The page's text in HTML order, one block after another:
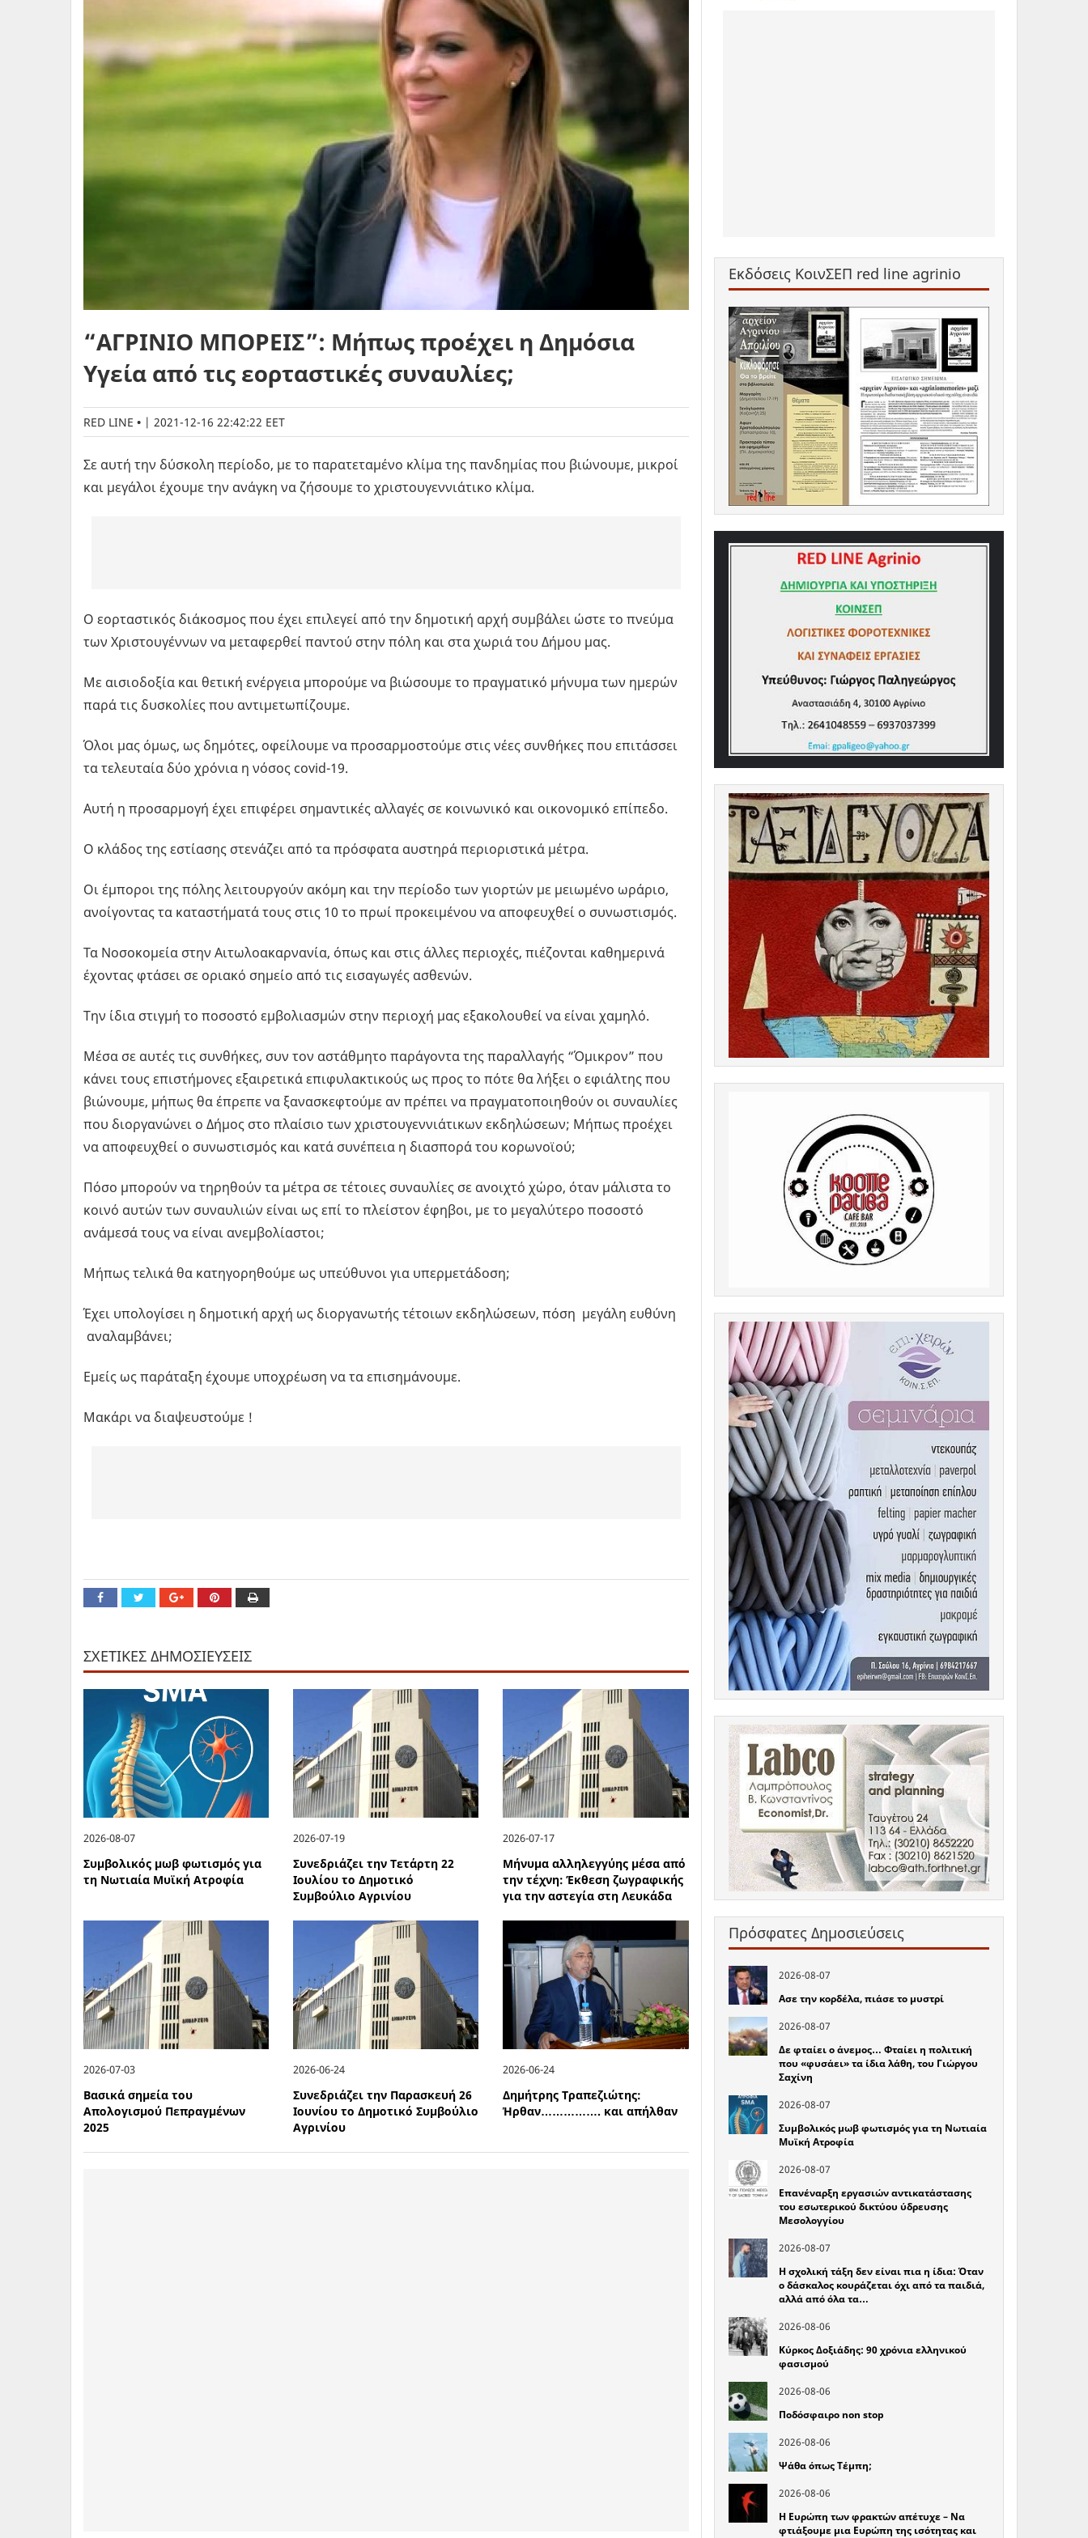
“ΑΓΡΙΝΙΟ ΜΠΟΡΕΙΣ”: Μήπως προέχει η Δημόσια
Υγεία από τις εορταστικές συναυλίες;
RED LINE | 2021-12-16 22:42:22 EET
Σε αυτή την δύσκολη περίοδο, με το παρατεταμένο κλίμα της πανδημίας που βιώνουμε, μικροί
και μεγάλοι έχουμε την ανάγκη να ζήσουμε το χριστουγεννιάτικο κλίμα.
Ο εορταστικός διάκοσμος που έχει επιλεγεί από την δημοτική αρχή συμβάλει ώστε το πνεύμα
των Χριστουγέννων να μεταφερθεί παντού στην πόλη και στα χωριά του Δήμου μας.
Με αισιοδοξία και θετική ενέργεια μπορούμε να βιώσουμε το πραγματικό μήνυμα των ημερών
παρά τις δυσκολίες που αντιμετωπίζουμε.
Όλοι μας όμως, ως δημότες, οφείλουμε να προσαρμοστούμε στις νέες συνθήκες που επιτάσσει
τα τελευταία δύο χρόνια η νόσος covid-19.
Αυτή η προσαρμογή έχει επιφέρει σημαντικές αλλαγές σε κοινωνικό και οικονομικό επίπεδο.
Ο κλάδος της εστίασης στενάζει από τα πρόσφατα αυστηρά περιοριστικά μέτρα.
Οι έμποροι της πόλης λειτουργούν ακόμη και την περίοδο των γιορτών με μειωμένο ωράριο,
ανοίγοντας τα καταστήματά τους στις 10 το πρωί προκειμένου να αποφευχθεί ο συνωστισμός.
Τα Νοσοκομεία στην Αιτωλοακαρνανία, όπως και στις άλλες περιοχές, πιέζονται καθημερινά
έχοντας φτάσει σε οριακό σημείο από τις εισαγωγές ασθενών.
Την ίδια στιγμή το ποσοστό εμβολιασμών στην περιοχή μας εξακολουθεί να είναι χαμηλό.
Μέσα σε αυτές τις συνθήκες, συν τον αστάθμητο παράγοντα της παραλλαγής “Όμικρον” που
κάνει τους επιστήμονες εξαιρετικά επιφυλακτικούς ως προς το πότε θα λήξει ο εφιάλτης που
βιώνουμε, μήπως θα έπρεπε να ξανασκεφτούμε αν πρέπει να πραγματοποιηθούν οι συναυλίες
που διοργανώνει ο Δήμος στο πλαίσιο των χριστουγεννιάτικων εκδηλώσεων; Μήπως προέχει
να αποφευχθεί ο συνωστισμός και κατά συνέπεια η διασπορά του κορωνοϊού;
Πόσο μπορούν να τηρηθούν τα μέτρα σε τέτοιες συναυλίες σε ανοιχτό χώρο, όταν μάλιστα το
κοινό αυτών των συναυλιών είναι ως επί το πλείστον έφηβοι, με το μεγαλύτερο ποσοστό
ανάμεσά τους να είναι ανεμβολίαστοι;
Μήπως τελικά θα κατηγορηθούμε ως υπεύθυνοι για υπερμετάδοση;
Έχει υπολογίσει η δημοτική αρχή ως διοργανωτής τέτοιων εκδηλώσεων, πόση μεγάλη ευθύνη
αναλαμβάνει;
Εμείς ως παράταξη έχουμε υποχρέωση να τα επισημάνουμε.
Μακάρι να διαψευστούμε !
ΣΧΕΤΙΚΕΣ ΔΗΜΟΣΙΕΥΣΕΙΣ
2026-08-07
Συμβολικός μωβ φωτισμός για
τη Νωτιαία Μυϊκή Ατροφία
2026-07-19
Συνεδριάζει την Τετάρτη 22
Ιουλίου το Δημοτικό
Συμβούλιο Αγρινίου
2026-07-17
Μήνυμα αλληλεγγύης μέσα από
την τέχνη: Έκθεση ζωγραφικής
για την αστεγία στη Λευκάδα
2026-07-03
Βασικά σημεία του
Απολογισμού Πεπραγμένων
2025
2026-06-24
Συνεδριάζει την Παρασκευή 26
Ιουνίου το Δημοτικό Συμβούλιο
Αγρινίου
2026-06-24
Δημήτρης Τραπεζιώτης:
Ήρθαν……………. και απήλθαν
Εκδόσεις ΚοινΣΕΠ red line agrinio
Πρόσφατες Δημοσιεύσεις
2026-08-07
Ασε την κορδέλα, πιάσε το μυστρί
2026-08-07
Δε φταίει ο άνεμος… Φταίει η πολιτική
που «φυσάει» τα ίδια λάθη, του Γιώργου
Σαχίνη
2026-08-07
Συμβολικός μωβ φωτισμός για τη Νωτιαία
Μυϊκή Ατροφία
2026-08-07
Επανέναρξη εργασιών αντικατάστασης
του εσωτερικού δικτύου ύδρευσης
Μεσολογγίου
2026-08-07
Η σχολική τάξη δεν είναι πια η ίδια: Όταν
ο δάσκαλος κουράζεται όχι από τα παιδιά,
αλλά από όλα τα…
2026-08-06
Κύρκος Δοξιάδης: 90 χρόνια ελληνικού
φασισμού
2026-08-06
Ποδόσφαιρο non stop
2026-08-06
Ψάθα όπως Τέμπη;
2026-08-06
Η Ευρώπη των φρακτών απέτυχε – Να
φτιάξουμε μια Ευρώπη της ισότητας και